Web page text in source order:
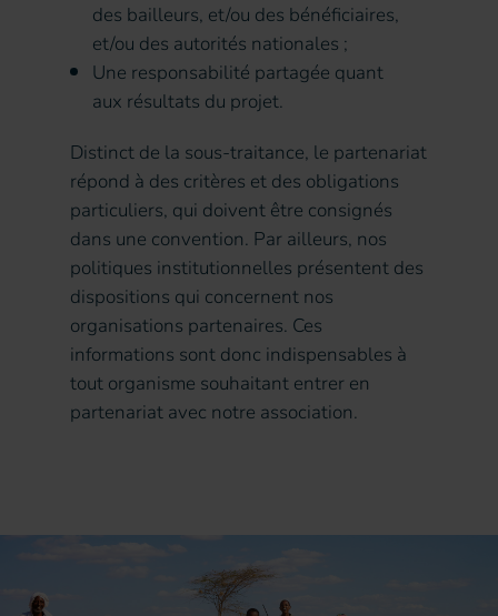
des bailleurs, et/ou des bénéficiaires,
et/ou des autorités nationales ;
Une responsabilité partagée quant
aux résultats du projet.
Distinct de la sous-traitance, le partenariat
répond à des critères et des obligations
particuliers, qui doivent être consignés
dans une convention. Par ailleurs, nos
politiques institutionnelles présentent des
dispositions qui concernent nos
organisations partenaires. Ces
informations sont donc indispensables à
tout organisme souhaitant entrer en
partenariat avec notre association.